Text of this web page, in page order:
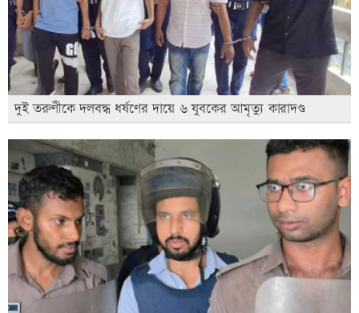
দুই তরুণীকে দলবদ্ধ ধর্ষণের দায়ে ৬ যুবকের আমৃত্যু কারাদণ্ড